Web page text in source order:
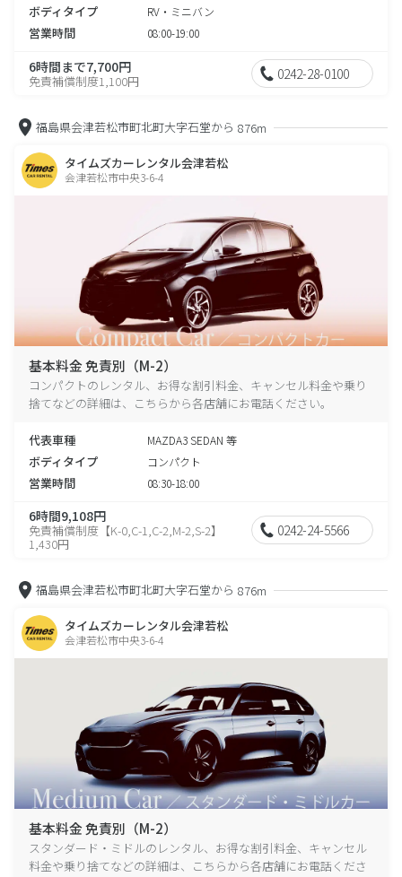
ボディタイプ RV・ミニバン
営業時間 08:00-19:00
6時間まで7,700円
免責補償制度1,100円 0242-28-0100
福島県会津若松市町北町大字石堂から 876m
タイムズカーレンタル会津若松
会津若松市中央3-6-4
基本料金 免責別（M-2）
コンパクトのレンタル、お得な割引料金、キャンセル料金や乗り
捨てなどの詳細は、こちらから各店舗にお電話ください。
代表車種 MAZDA3 SEDAN 等
ボディタイプ コンパクト
営業時間 08:30-18:00
6時間9,108円
免責補償制度【K-0,C-1,C-2,M-2,S-2】
1,430円
0242-24-5566
福島県会津若松市町北町大字石堂から 876m
タイムズカーレンタル会津若松
会津若松市中央3-6-4
基本料金 免責別（M-2）
スタンダード・ミドルのレンタル、お得な割引料金、キャンセル
料金や乗り捨てなどの詳細は、こちらから各店舗にお電話くださ